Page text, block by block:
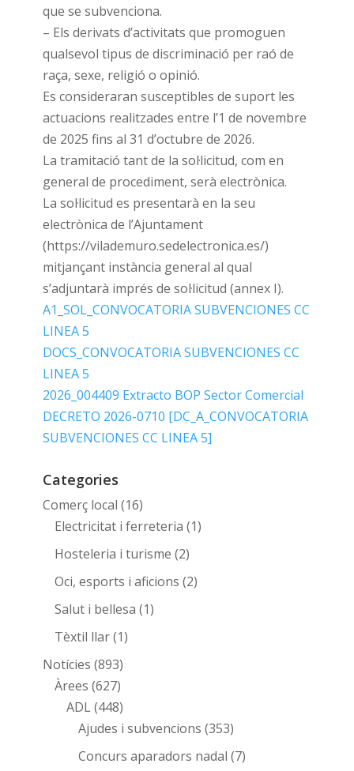
que se subvenciona.
– Els derivats d’activitats que promoguen
qualsevol tipus de discriminació per raó de
raça, sexe, religió o opinió.
Es consideraran susceptibles de suport les
actuacions realitzades entre l’1 de novembre
de 2025 fins al 31 d’octubre de 2026.
La tramitació tant de la sol·licitud, com en
general de procediment, serà electrònica.
La sol·licitud es presentarà en la seu
electrònica de l’Ajuntament
(https://vilademuro.sedelectronica.es/)
mitjançant instància general al qual
s’adjuntarà imprés de sol·licitud (annex I).
A1_SOL_CONVOCATORIA SUBVENCIONES CC
LINEA 5
DOCS_CONVOCATORIA SUBVENCIONES CC
LINEA 5
2026_004409 Extracto BOP Sector Comercial
DECRETO 2026-0710 [DC_A_CONVOCATORIA
SUBVENCIONES CC LINEA 5]
Categories
Comerç local (16)
Electricitat i ferreteria (1)
Hosteleria i turisme (2)
Oci, esports i aficions (2)
Salut i bellesa (1)
Tèxtil llar(1)
Notícies (893)
Àrees (627)
ADL(448)
Ajudes i subvencions (353)
Concurs aparadors nadal (7)